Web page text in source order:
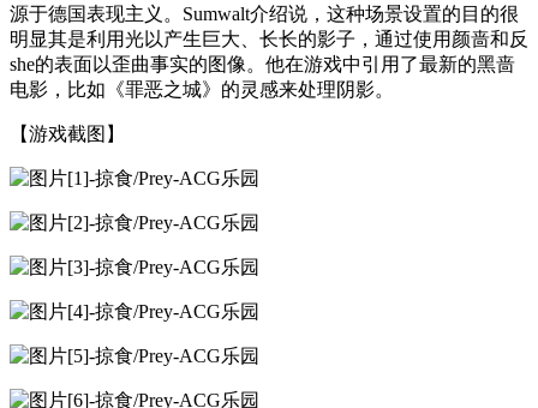
源于德国表现主义。Sumwalt介绍说，这种场景设置的目的很
明显其是利用光以产生巨大、长长的影子，通过使用颜啬和反
she的表面以歪曲事实的图像。他在游戏中引用了最新的黑啬
电影，比如《罪恶之城》的灵感来处理阴影。
【游戏截图】